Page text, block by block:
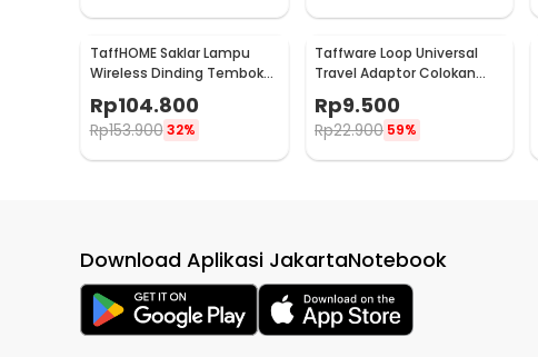
TaffHOME Saklar Lampu
Wireless Dinding Tembok
Lamp Switch RF 433MHz 3
Gang 3 Receiver - WHK01
Rp104.800
Rp153.900 32%
Taffware Loop Universal
Travel Adaptor Colokan
N16
Rp9.500
Rp22.900 59%
Download Aplikasi JakartaNotebook